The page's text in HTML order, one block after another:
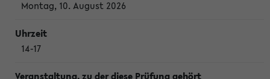
Montag, 10. August 2026
14-17